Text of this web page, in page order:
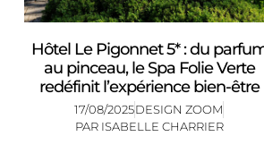
Hôtel Le Pigonnet 5* : du
au pinceau, le Spa Folie Verte
redéfinit l’expérience bien-être
17/08/2025DESIGN ZOOM
PAR ISABELLE CHARRIER